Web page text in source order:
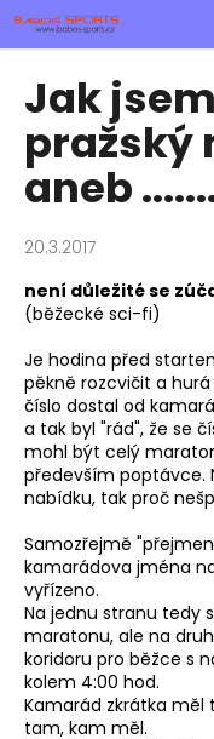
Přejít
obsah
Jak
pražský
aneb
20.3.2017
není důležité se
(běžecké sci-fi)
Je hodina před
pěkně rozcvičit a
číslo dostal od
a tak byl "rád", že se
mohl být celý
především poptávce.
nabídku, tak proč
Samozřejmě
kamarádova jména
vyřízeno.
Na jednu stranu tedy
maratonu, ale na
koridoru pro běžce s
kolem 4:00 hod.
Kamarád zkrátka měl
tam, kam měl.
K
o
C
o
p
t
ř
e
b
u
j
e
t
e
n
a
j
í
t
?